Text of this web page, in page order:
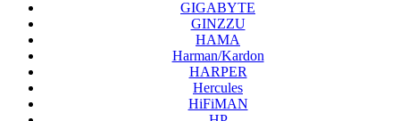
GIGABYTE
GINZZU
HAMA
Harman/Kardon
HARPER
Hercules
HiFiMAN